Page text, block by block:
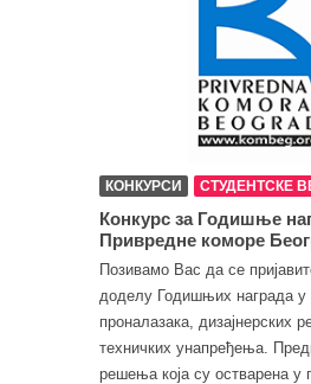
КОНКУРСИ СТУДЕНТСКЕ
Конкурс за Годишње
Привредне коморе
Позивамо Вас да се
доделу Годишњих награда у
проналазака, дизајнерских
техничких унапређења.
решења која су остварена у